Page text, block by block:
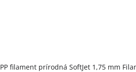
PP filament prírodná SoftJet 1,75 mm